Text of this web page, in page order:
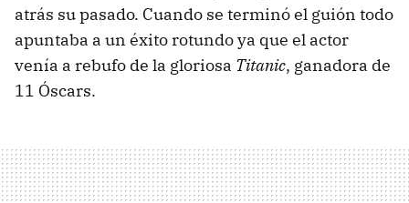
atrás su pasado. Cuando se terminó el guión todo
apuntaba a un éxito rotundo ya que el actor
venía a rebufo de la gloriosa Titanic, ganadora de
11 Óscars.